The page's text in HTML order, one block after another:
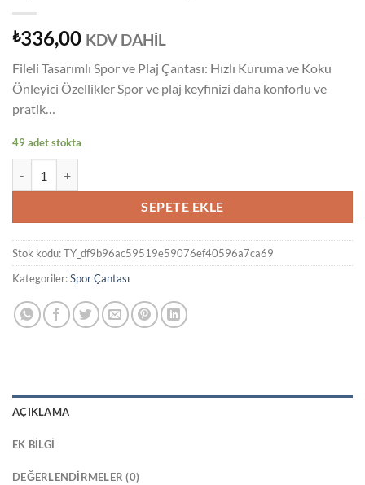
₺336,00 KDV DAHİL
Fileli Tasarımlı Spor ve Plaj Çantası: Hızlı Kuruma ve Koku
Önleyici Özellikler Spor ve plaj keyfinizi daha konforlu ve
pratik…
49 adet stokta
SEPETE EKLE
Stok kodu:TY_df9b96ac59519e59076ef40596a7ca69
Kategoriler:Spor Çantası
AÇIKLAMA
EK BILGI
DEĞERLENDIRMELER (0)